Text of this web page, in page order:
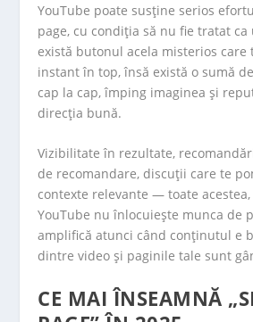
YouTube poate susține serios
page, cu condiția să nu fie tratat
există butonul acela misterios care
instant în top, însă există o sumă
cap la cap, împing imaginea și
direcția bună.
Vizibilitate în rezultate,
de recomandare, discuții care te
contexte relevante — toate
YouTube nu înlocuiește munca de
amplifică atunci când conținutul e
dintre video și paginile tale sunt
CE MAI ÎNSEAMNĂ